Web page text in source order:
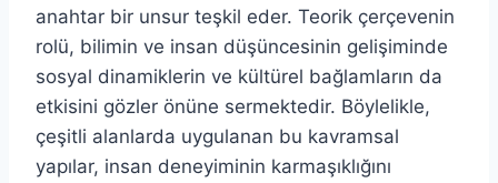
anahtar bir unsur teşkil eder. Teorik çerçevenin
rolü, bilimin ve insan düşüncesinin gelişiminde
sosyal dinamiklerin ve kültürel bağlamların da
etkisini gözler önüne sermektedir. Böylelikle,
çeşitli alanlarda uygulanan bu kavramsal
yapılar, insan deneyiminin karmaşıklığını